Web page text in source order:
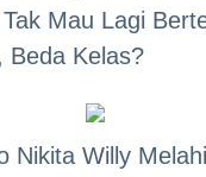
Mau Lagi
Beda Kelas?
Nikita Willy